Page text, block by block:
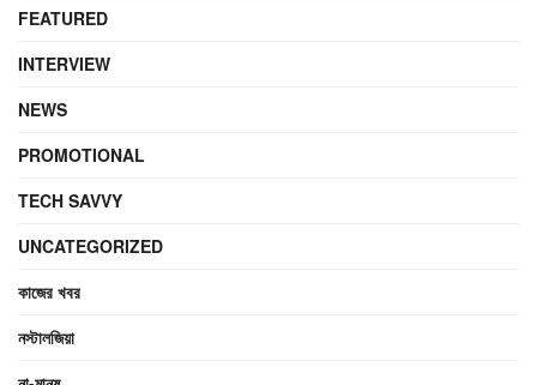
FEATURED
INTERVIEW
NEWS
PROMOTIONAL
TECH SAVVY
UNCATEGORIZED
কাজের খবর
নস্টালজিয়া